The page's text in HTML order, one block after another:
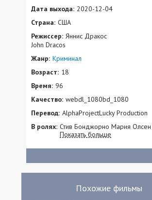
Дата выхода: 2020-12-04
Страна: США
Режиссер: Яннис Дракос
John Dracos
Жанр: Криминал
Возраст: 18
Время: 96
Качество: webdl_1080bd_1080
Перевод: AlphaProjectLucky Production
В ролях: Стив Бонджорно Мария
Беренс Эндрю Джейкобс
Джордж Хантер Сепмейер
Эллис Санторо Кевин
Показать больше
Похожие фильмы